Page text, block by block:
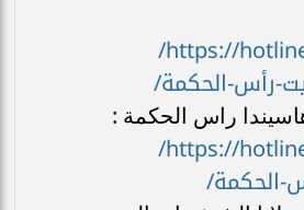
https://hotline.16547.net/
رأس-الحكمة/
راس الحكمة :
https://hotline.16547.net/
الحكمة/